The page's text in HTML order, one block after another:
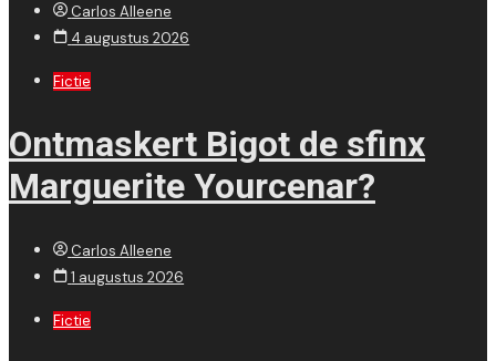
Carlos Alleene
4 augustus 2026
Fictie
Ontmaskert Bigot de sfinx
Marguerite Yourcenar?
Carlos Alleene
1 augustus 2026
Fictie